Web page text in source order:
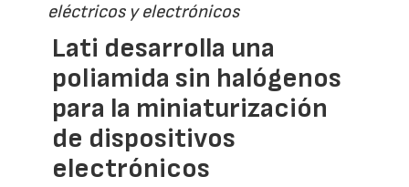
eléctricos y electrónicos
Lati desarrolla una
poliamida sin halógenos
para la miniaturización
de dispositivos
electrónicos